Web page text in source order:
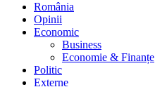
România
Opinii
Economic
Business
Economie & Finanțe
Politic
Externe